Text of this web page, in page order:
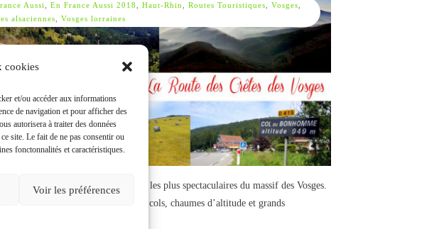
cookies
et/ou accéder aux informations
de navigation et pour afficher des
autorisera à traiter des données
site. Le fait de ne pas consentir ou
fonctonnalités et caractéristiques.
Voir les préférences
Aussi En France Aussi 2018 Haut-Rhin Routes Touristiques Vosges
alsaciennes
Vosges lorraines
des Crêtes est l’un des itinéraires les plus spectaculaires du massif des Vosges.
sur les hauteurs, entre forêts, cols, chaumes d’altitude et grands